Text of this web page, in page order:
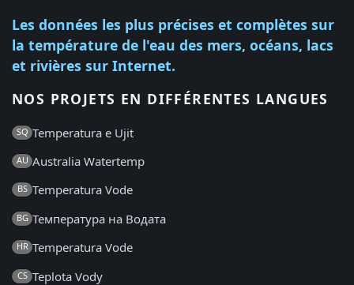
Les données les plus précises et complètes sur
la température de l'eau des mers, océans, lacs
et rivières sur Internet.
NOS PROJETS EN DIFFÉRENTES LANGUES
SQ Temperatura e Ujit
AU Australia Watertemp
BS Temperatura Vode
BG Температура на Водата
HR Temperatura Vode
CS Teplota Vody